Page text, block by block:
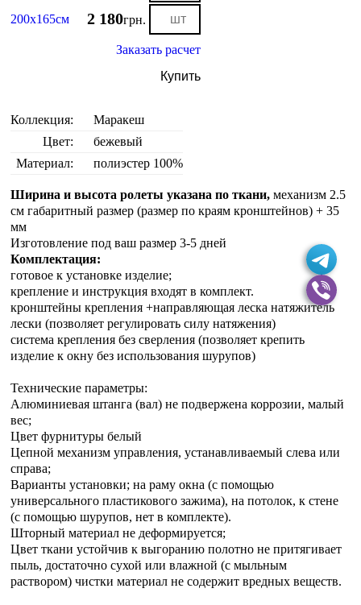
200х165см 2 180грн.
Заказать расчет
Купить
Коллекция:
Маракеш
Цвет:
бежевый
Материал:
полиэстер 100%
Ширина и высота ролеты указана по ткани,механизм 2.5
см габаритный размер (размер по краям кронштейнов) + 35
мм
Изготовление под ваш размер 3-5 дней
Комплектация:
готовое к установке изделие;
крепление и инструкция входят в комплект.
кронштейны крепления +направляющая леска натяжитель
лески (позволяет регулировать силу натяжения)
система крепления без сверления (позволяет крепить
изделие к окну без использования шурупов)
Технические параметры:
Алюминиевая штанга (вал) не подвержена коррозии, малый
вес;
Цвет фурнитуры белый
Цепной механизм управления, устанавливаемый слева или
справа;
Варианты установки; на раму окна (с помощью
универсального пластикового зажима), на потолок, к стене
(с помощью шурупов, нет в комплекте).
Шторный материал не деформируется;
Цвет ткани устойчив к выгоранию полотно не притягивает
пыль, достаточно сухой или влажной (с мыльным
раствором) чистки материал не содержит вредных веществ.